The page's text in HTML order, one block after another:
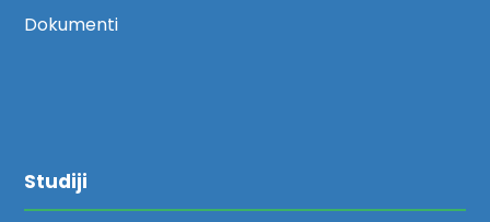
Dokumenti
Studiji